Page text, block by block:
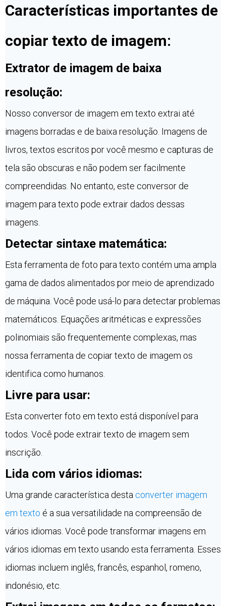
Características importantes de
copiar texto de imagem:
Extrator de imagem de baixa
resolução:
Nosso conversor de imagem em texto extrai até
imagens borradas e de baixa resolução. Imagens de
livros, textos escritos por você mesmo e capturas de
tela são obscuras e não podem ser facilmente
compreendidas. No entanto, este conversor de
imagem para texto pode extrair dados dessas
imagens.
Detectar sintaxe matemática:
Esta ferramenta de foto para texto contém uma ampla
gama de dados alimentados por meio de aprendizado
de máquina. Você pode usá-lo para detectar problemas
matemáticos. Equações aritméticas e expressões
polinomiais são frequentemente complexas, mas
nossa ferramenta de copiar texto de imagem os
identifica como humanos.
Livre para usar:
Esta converter foto em texto está disponível para
todos. Você pode extrair texto de imagem sem
inscrição.
Lida com vários idiomas:
Uma grande característica desta converter imagem
em texto é a sua versatilidade na compreensão de
vários idiomas. Você pode transformar imagens em
vários idiomas em texto usando esta ferramenta. Esses
idiomas incluem inglês, francês, espanhol, romeno,
indonésio, etc.